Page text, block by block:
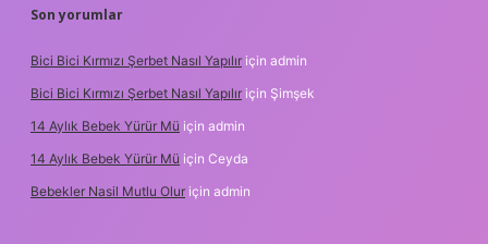
Son yorumlar
Bici Bici Kırmızı Şerbet Nasıl Yapılır için admin
Bici Bici Kırmızı Şerbet Nasıl Yapılır için Şimşek
14 Aylık Bebek Yürür Mü için admin
14 Aylık Bebek Yürür Mü için Ceyda
Bebekler Nasil Mutlu Olur için admin